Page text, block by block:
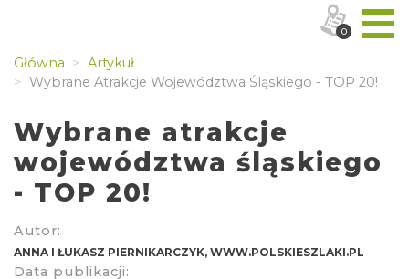
Główna
Artykuł
Wybrane Atrakcje Województwa Śląskiego - TOP 20!
Wybrane atrakcje
województwa śląskiego
- TOP 20!
Autor:
ANNA I ŁUKASZ PIERNIKARCZYK, WWW.POLSKIESZLAKI.PL
Data publikacji:
0